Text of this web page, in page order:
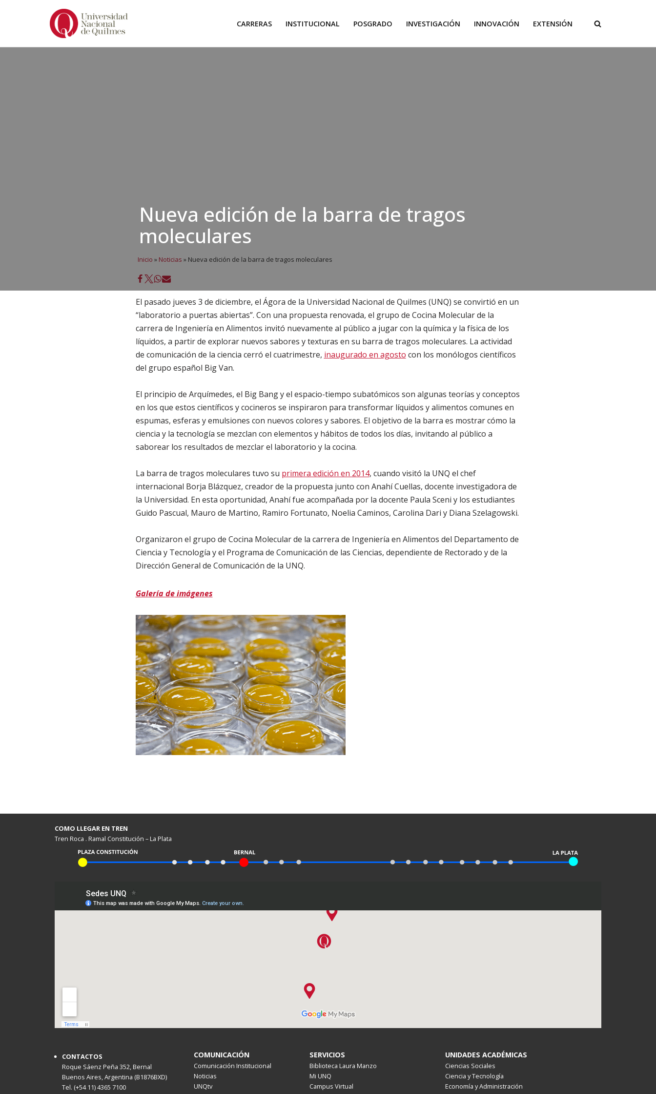
CARRERAS INSTITUCIONAL POSGRADO INVESTIGACIÓN INNOVACIÓN EXTENSIÓN
Nueva edición de la barra de tragos
moleculares
Inicio » Noticias » Nueva edición de la barra de tragos moleculares
El pasado jueves 3 de diciembre, el Ágora de la Universidad Nacional de Quilmes (UNQ) se convirtió en un
“laboratorio a puertas abiertas”. Con una propuesta renovada, el grupo de Cocina Molecular de la
carrera de Ingeniería en Alimentos invitó nuevamente al público a jugar con la química y la física de los
líquidos, a partir de explorar nuevos sabores y texturas en su barra de tragos moleculares. La actividad
de comunicación de la ciencia cerró el cuatrimestre, inaugurado en agosto con los monólogos científicos
del grupo español Big Van.
El principio de Arquímedes, el Big Bang y el espacio-tiempo subatómicos son algunas teorías y conceptos
en los que estos científicos y cocineros se inspiraron para transformar líquidos y alimentos comunes en
espumas, esferas y emulsiones con nuevos colores y sabores. El objetivo de la barra es mostrar cómo la
ciencia y la tecnología se mezclan con elementos y hábitos de todos los días, invitando al público a
saborear los resultados de mezclar el laboratorio y la cocina.
La barra de tragos moleculares tuvo su primera edición en 2014, cuando visitó la UNQ el chef
internacional Borja Blázquez, creador de la propuesta junto con Anahí Cuellas, docente investigadora de
la Universidad. En esta oportunidad, Anahí fue acompañada por la docente Paula Sceni y los estudiantes
Guido Pascual, Mauro de Martino, Ramiro Fortunato, Noelia Caminos, Carolina Dari y Diana Szelagowski.
Organizaron el grupo de Cocina Molecular de la carrera de Ingeniería en Alimentos del Departamento de
Ciencia y Tecnología y el Programa de Comunicación de las Ciencias, dependiente de Rectorado y de la
Dirección General de Comunicación de la UNQ.
Galería de imágenes
COMO LLEGAR EN TREN
Tren Roca . Ramal Constitución – La Plata
CONTACTOS
Roque Sáenz Peña 352, Bernal
Buenos Aires, Argentina (B1876BXD)
Tel. (+54 11) 4365 7100
COMUNICACIÓN
Comunicación Institucional
Noticias
UNQtv
SERVICIOS
Biblioteca Laura Manzo
Mi UNQ
Campus Virtual
UNIDADES ACADÉMICAS
Ciencias Sociales
Ciencia y Tecnología
Economía y Administración